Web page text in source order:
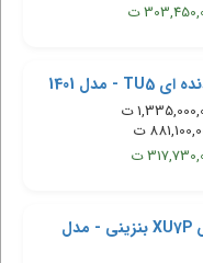
سمند، سورن پلاس XU7P بنزینی - مدل